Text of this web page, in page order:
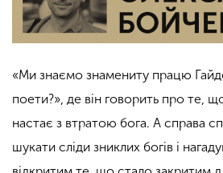
«Ми знаємо знамениту працю
поети?», де він говорить про те,
настає з втратою бога. А справа
шукати сліди зниклих богів і